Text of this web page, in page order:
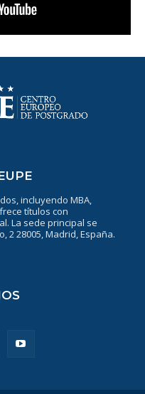
incluyendo MBA,
títulos con
La sede principal se
2 28005, Madrid, España.